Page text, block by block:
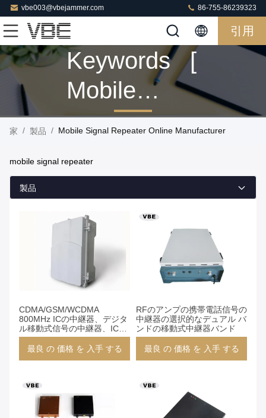
vbe003@vbejammer.com 86-755-86239323
引用
Keywords [
Mobile
Signal
Match 23
製品
家 / 製品 / Mobile Signal Repeater Online Manufacturer
mobile signal repeater
製品
CDMA/GSM/WCDMA
800MHz ICの中継器、デジタ
ル移動式信号の中継器、ICS
の移動式中継器30-43dBm
最良 の 価格 を 入手 する
RFのアンプの携帯電話信号の
中継器の選択的なデュアル バ
ンドの移動式中継器バンド
最良 の 価格 を 入手 する